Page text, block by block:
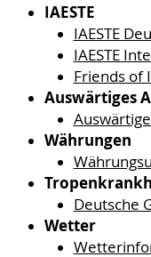
IAESTE
IAESTE
IAESTE
Friends of
Auswärtiges
Währungen
Deutsche
Wetter